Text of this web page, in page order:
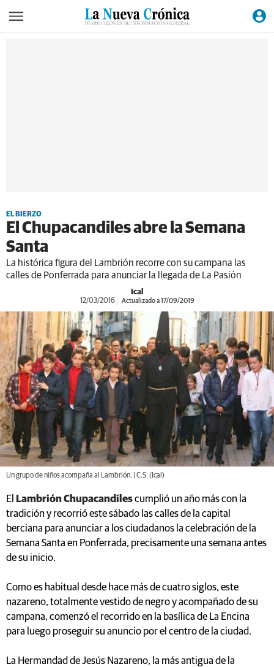
EL BIERZO
El Chupacandiles abre la Semana
Santa
La histórica figura del Lambrión recorre con su campana las
calles de Ponferrada para anunciar la llegada de La Pasión
Ical
12/03/2016 Actualizado a 17/09/2019
Un grupo de niños acompaña al Lambrión. | C.S. (Ical)
El Lambrión Chupacandilescumplió un año más con la
tradición y recorrió este sábado las calles de la capital
berciana para anunciar a los ciudadanos la celebración de la
Semana Santa en Ponferrada, precisamente una semana antes
de su inicio.
Como es habitual desde hace más de cuatro siglos, este
nazareno, totalmente vestido de negro y acompañado de su
campana, comenzó el recorrido en la basílica de La Encina
para luego proseguir su anuncio por el centro de la ciudad.
La Hermandad de Jesús Nazareno, la más antigua de la